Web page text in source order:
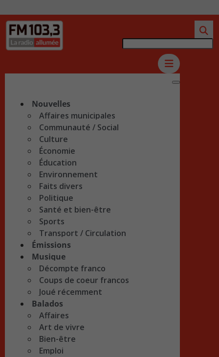
Nouvelles
Affaires municipales
Communauté / Social
Culture
Économie
Éducation
Environnement
Faits divers
Politique
Santé et bien-être
Sports
Transport / Circulation
Émissions
Musique
Décompte franco
Coups de coeur francos
Joué récemment
Balados
Affaires
Art de vivre
Bien-être
Emploi